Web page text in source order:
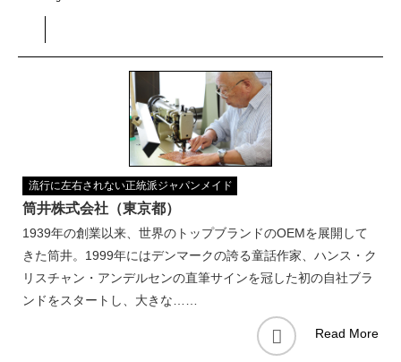
流行に左右されない正統派ジャパンメイド
筒井株式会社（東京都）
1939年の創業以来、世界のトップブランドのOEMを展開して
きた筒井。1999年にはデンマークの誇る童話作家、ハンス・ク
リスチャン・アンデルセンの直筆サインを冠した初の自社ブラ
ンドをスタートし、大きな……
Read More